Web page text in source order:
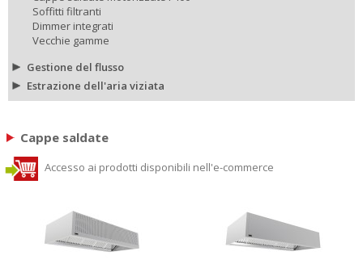
Soffitti filtranti
Dimmer integrati
Vecchie gamme
Gestione del flusso
Estrazione dell'aria viziata
Cappe saldate
Accesso ai prodotti disponibili nell'e-commerce